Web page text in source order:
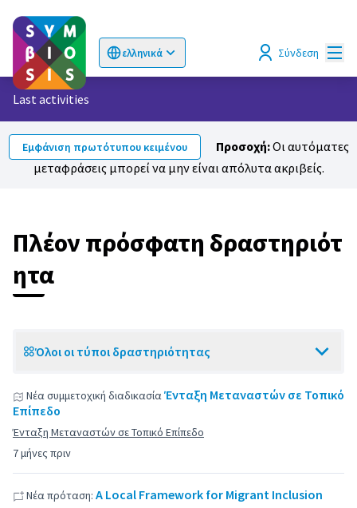
ελληνικά
Choose language Επιλογή γλώσσας Σύνδεση
Last activities
Εμφάνιση πρωτότυπου κειμένου Προσοχή:Οι αυτόματες
μεταφράσεις μπορεί να μην είναι απόλυτα ακριβείς.
Πλέον πρόσφατη δραστηριότ
ητα
Όλοι οι τύποι δραστηριότητας
7 μήνες πριν
Νέα συμμετοχική διαδικασίαΈνταξη Μεταναστών σε Τοπικό
Επίπεδο
Ένταξη Μεταναστών σε Τοπικό Επίπεδο
Νέα πρόταση: A Local Framework for Migrant Inclusion